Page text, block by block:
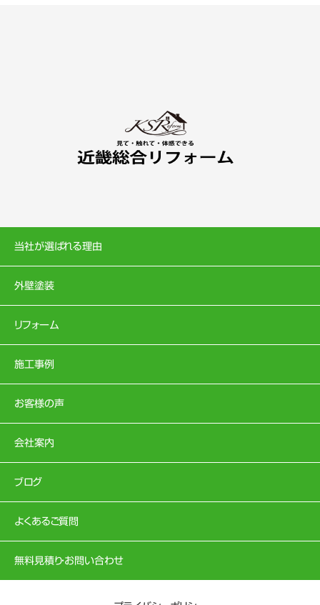
当社が選ばれる理由
外壁塗装
リフォーム
施工事例
お客様の声
会社案内
ブログ
よくあるご質問
無料見積り・お問い合わせ